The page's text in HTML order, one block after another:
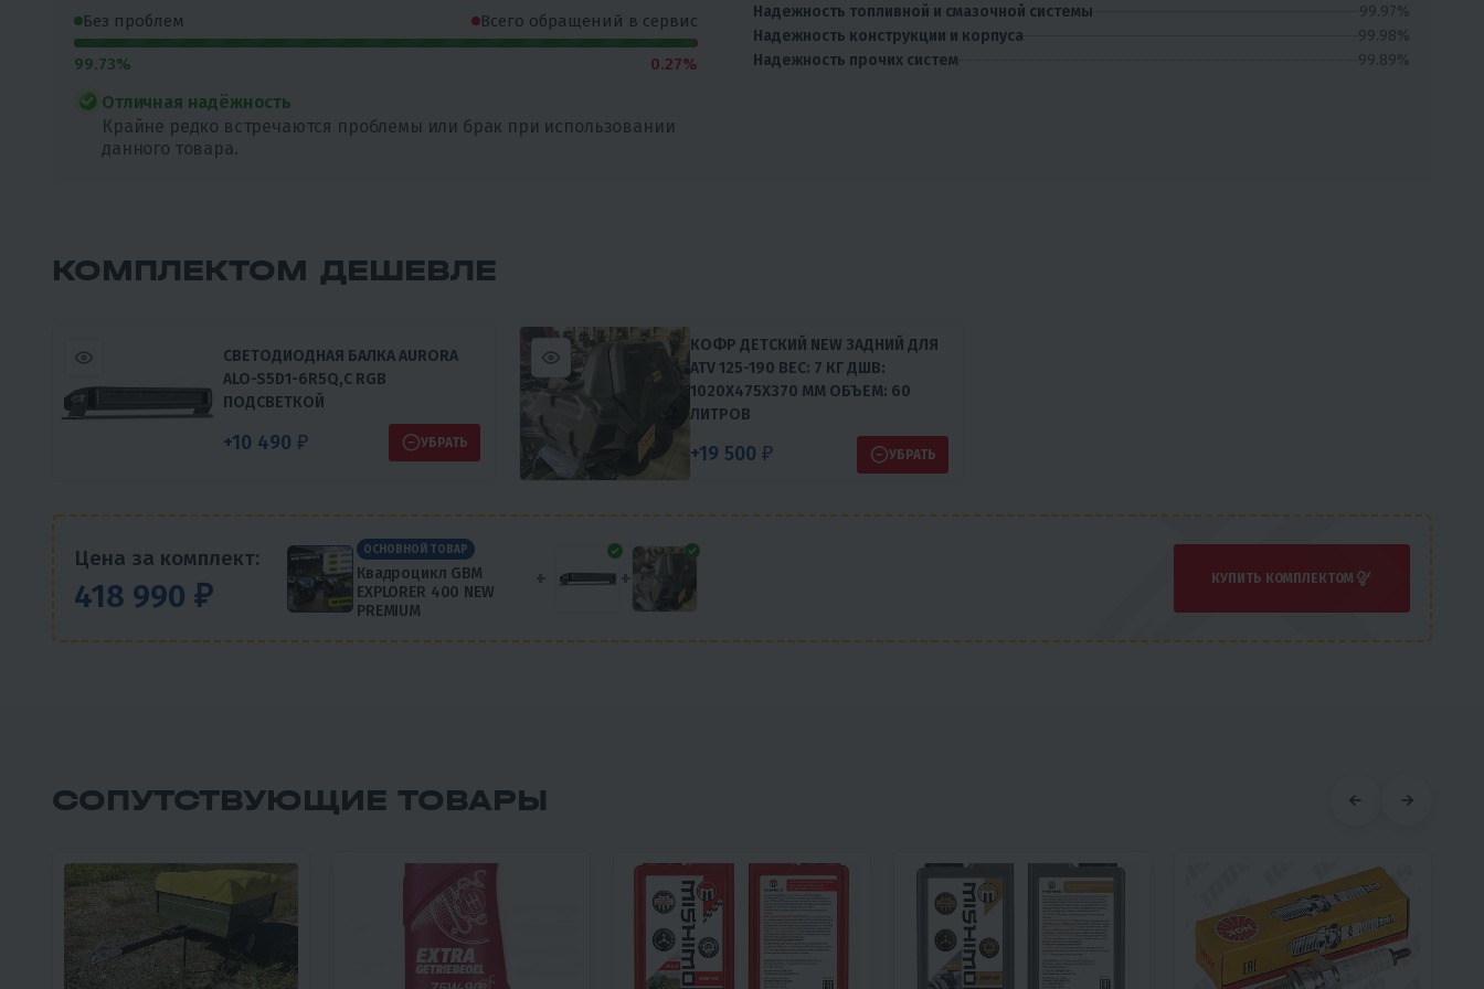
Без проблем Всего обращений в сервис
99.73% 0.27%
Отличная надёжность
Крайне редко встречаются проблемы или брак при использовании
данного товара.
Надежность топливной и смазочной системы
99.97%
Надежность конструкции и корпуса
99.98%
Надежность прочих систем
99.89%
КОМПЛЕКТОМ ДЕШЕВЛЕ
СВЕТОДИОДНАЯ БАЛКА AURORA
ALO-S5D1-6R5Q,С RGB
ПОДСВЕТКОЙ
+10 490 ₽ УБРАТЬ
КОФР ДЕТСКИЙ NEW ЗАДНИЙ ДЛЯ
ATV 125-190 ВЕС: 7 КГ ДШВ:
1020Х475Х370 MM ОБЪЕМ: 60
ЛИТРОВ
+19 500 ₽ УБРАТЬ
Цена за комплект:
418 990 ₽
ОСНОВНОЙ ТОВАР
Квадроцикл GBM
EXPLORER 400 NEW
PREMIUM
+ + КУПИТЬ КОМПЛЕКТОМ
СОПУТСТВУЮЩИЕ ТОВАРЫ